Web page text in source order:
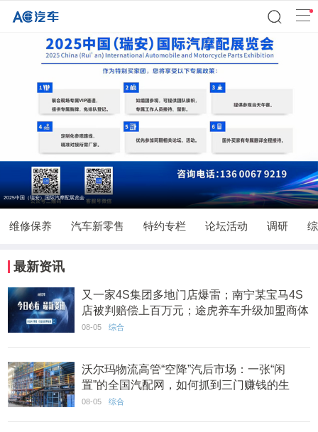
2025中国（瑞安）国际汽摩配展览会
维修保养 汽车新零售 特约专栏 论坛活动 调研
最新资讯
又一家4S集团多地门店爆雷；南宁某宝马4S
店被判赔偿上百万元；途虎养车升级加盟商体
系建设 丨AC早报
08-05 综合
沃尔玛物流高管“空降”汽后市场：一张“闲
置”的全国汽配网，如何抓到三门赚钱的生
意？
08-05 综合